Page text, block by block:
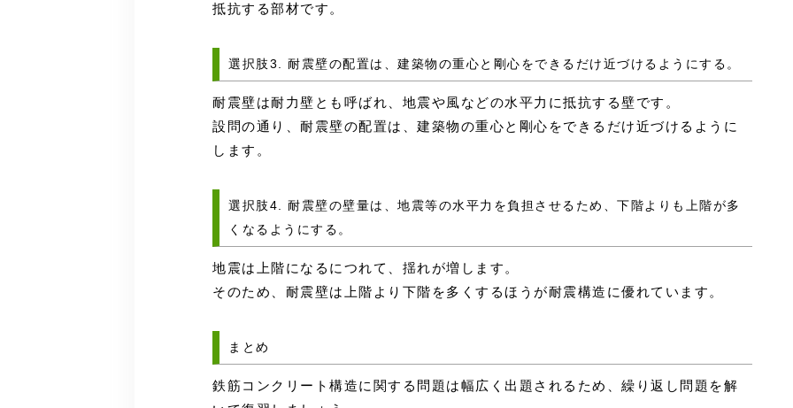
抵抗する部材です。
選択肢3. 耐震壁の配置は、建築物の重心と剛心をできるだけ近づけるようにする。
耐震壁は耐力壁とも呼ばれ、地震や風などの水平力に抵抗する壁です。
設問の通り、 耐震壁の配置は、建築物の重心と剛心をできるだけ近づけるように
します。
選択肢4. 耐震壁の壁量は、地震等の水平力を負担させるため、下階よりも上階が多
くなるようにする。
地震は上階になるにつれて、揺れが増します。
そのため、耐震壁は上階より下階を多くするほうが耐震構造に優れています。
まとめ
鉄筋コンクリート構造に関する問題は幅広く出題されるため、繰り返し問題を解